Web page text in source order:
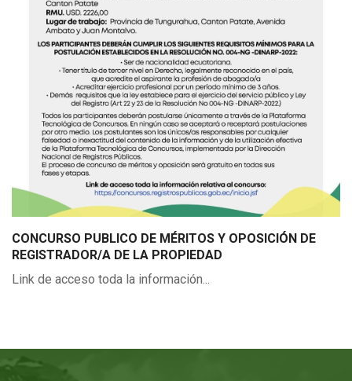
CONCURSO PUBLICO DE MÉRITOS Y OPOSICIÓN DE
REGISTRADOR/A DE LA PROPIEDAD
Link de acceso toda la información...